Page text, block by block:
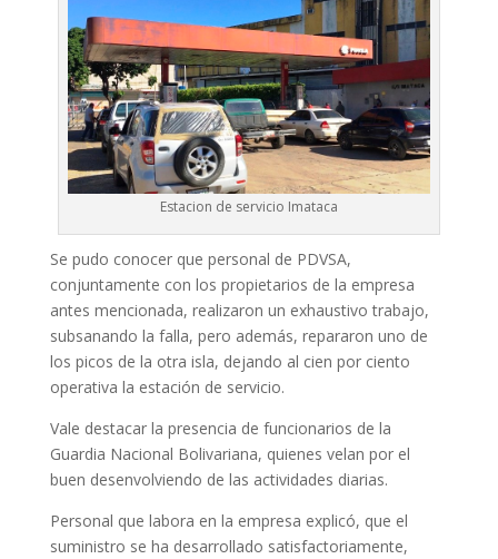
Estacion de servicio Imataca
Se pudo conocer que personal de PDVSA,
conjuntamente con los propietarios de la empresa
antes mencionada, realizaron un exhaustivo trabajo,
subsanando la falla, pero además, repararon uno de
los picos de la otra isla, dejando al cien por ciento
operativa la estación de servicio.
Vale destacar la presencia de funcionarios de la
Guardia Nacional Bolivariana, quienes velan por el
buen desenvolviendo de las actividades diarias.
Personal que labora en la empresa explicó, que el
suministro se ha desarrollado satisfactoriamente,